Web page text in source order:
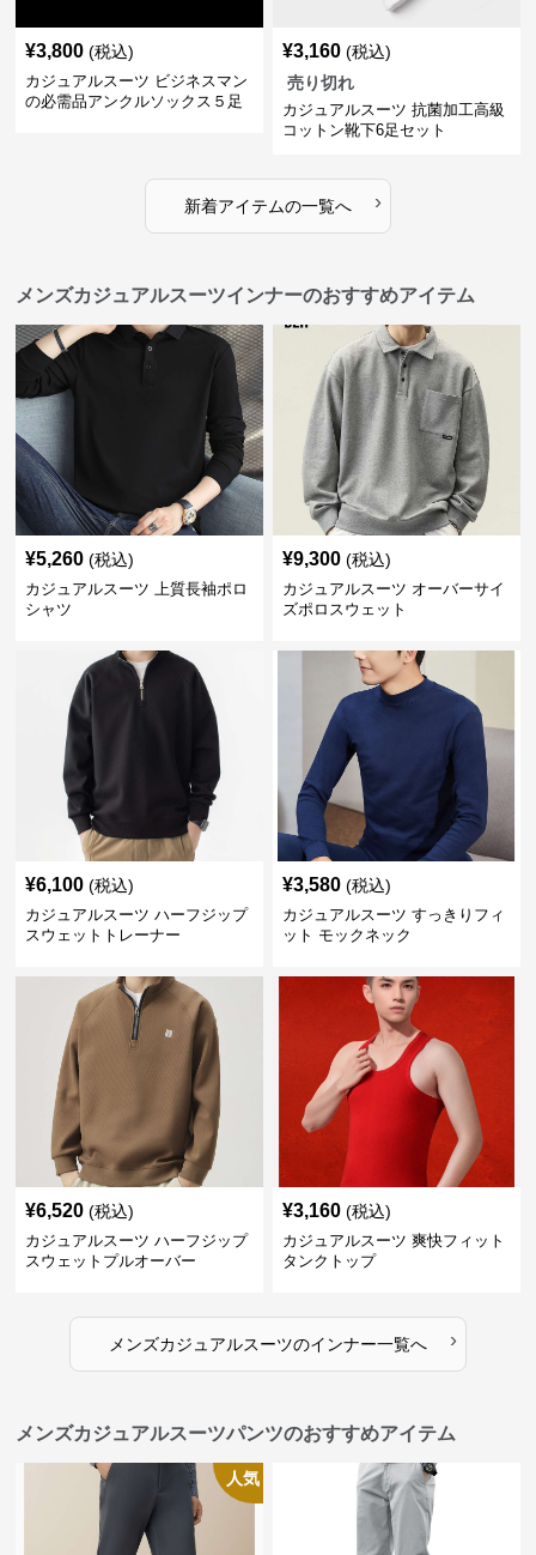
¥3,800 (税込)
カジュアルスーツ ビジネスマン
の必需品アンクルソックス５足
¥3,160 (税込)
売り切れ
カジュアルスーツ 抗菌加工高級
コットン靴下6足セット
新着アイテムの一覧へ ›
メンズカジュアルスーツインナーのおすすめアイテム
¥5,260 (税込)
カジュアルスーツ 上質長袖ポロ
シャツ
¥9,300 (税込)
カジュアルスーツ オーバーサイ
ズポロスウェット
¥6,100 (税込)
カジュアルスーツ ハーフジップ
スウェットトレーナー
¥3,580 (税込)
カジュアルスーツ すっきりフィ
ット モックネック
¥6,520 (税込)
カジュアルスーツ ハーフジップ
スウェットプルオーバー
¥3,160 (税込)
カジュアルスーツ 爽快フィット
タンクトップ
メンズカジュアルスーツのインナー一覧へ ›
メンズカジュアルスーツパンツのおすすめアイテム
人気